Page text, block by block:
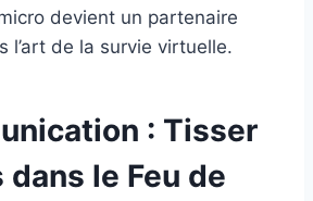
devient un partenaire
l’art de la survie virtuelle.
: Tisser
dans le Feu de